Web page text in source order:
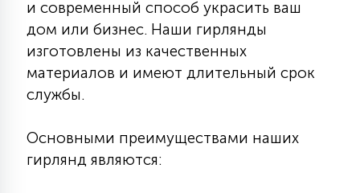
КРЕСЛА
МЕДИЦИНСКИЕ АППАРАТЫ
ОПЕРАЦИОННЫЕ СТОЛЫ
и современный способ украсить ваш
дом или бизнес. Наши гирлянды
изготовлены из качественных
материалов и имеют длительный срок
службы.
Основными преимуществами наших
гирлянд являются: